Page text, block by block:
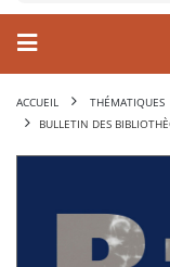
ACCUEIL THÉMATIQUES
BULLETIN DES